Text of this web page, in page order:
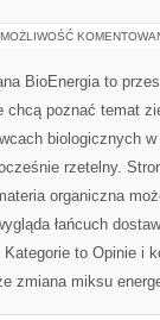
MOŻLIWOŚĆ
BioEnergia to
chcą poznać temat
biologicznych
rzetelny.
organiczna
łańcuch
to Opinie i
zmiana miksu